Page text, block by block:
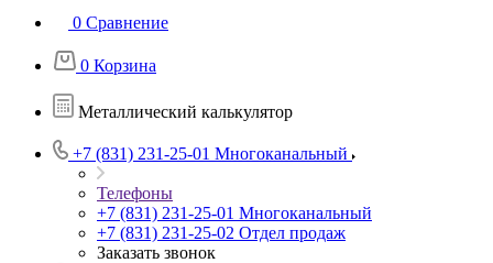
0 Сравнение
0 Корзина
Металлический калькулятор
+7 (831) 231-25-01 Многоканальный
Телефоны
+7 (831) 231-25-01 Многоканальный
+7 (831) 231-25-02 Отдел продаж
Заказать звонок